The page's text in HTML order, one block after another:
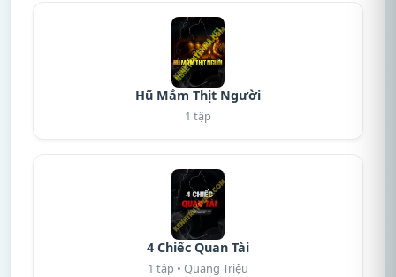
Hũ Mắm Thịt Người
1 tập
4 Chiếc Quan Tài
1 tập • Quang Triệu